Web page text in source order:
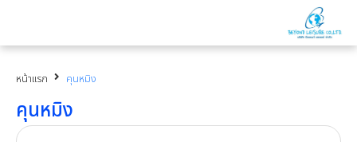
หน้าแรก คุนหมิง
คุนหมิง